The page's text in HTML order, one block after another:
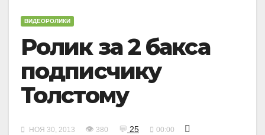
ВИДЕОРОЛИКИ
Ролик за 2 бакса
подписчику
Толстому
НОЯ 30, 2013 👁 380 💬 25 00:00